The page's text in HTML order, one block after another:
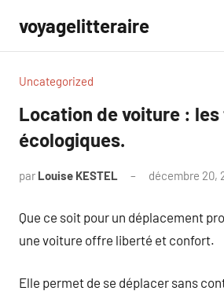
contenu
voyagelitteraire
Uncategorized
Location de voiture :
écologiques.
par Louise KESTEL décembre 20,
Que ce soit pour un déplacement
une voiture offre liberté et confort.
Elle permet de se déplacer sans